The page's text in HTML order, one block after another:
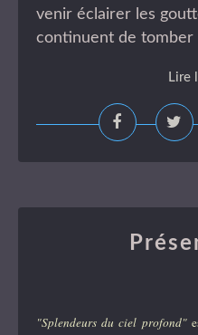
venir éclairer les
continuent de tomber
Lire
"Splendeurs du ciel profond"